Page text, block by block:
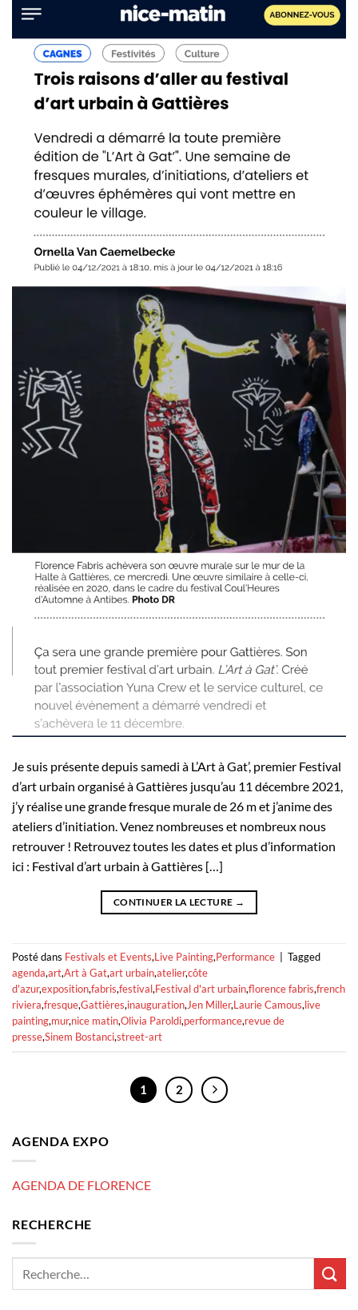
Je suis présente depuis samedi à L’Art à Gat’, premier Festival
d’art urbain organisé à Gattières jusqu’au 11 décembre 2021,
j’y réalise une grande fresque murale de 26 m et j’anime des
ateliers d’initiation. Venez nombreuses et nombreux nous
retrouver ! Retrouvez toutes les dates et plus d’information
ici : Festival d’art urbain à Gattières […]
CONTINUER LA LECTURE →
Posté dans Festivals et Events,Live Painting,Performance
Tagged
agenda,art,Art à Gat,art urbain,atelier,côte
d'azur,exposition,fabris,festival,Festival d'art urbain,florence fabris,french
riviera,fresque,Gattières,inauguration,Jen Miller,Laurie Camous,live
painting,mur,nice matin,Olivia Paroldi,performance,revue de
presse,Sinem Bostanci,street-art
1 2
AGENDA EXPO
AGENDA DE FLORENCE
RECHERCHE